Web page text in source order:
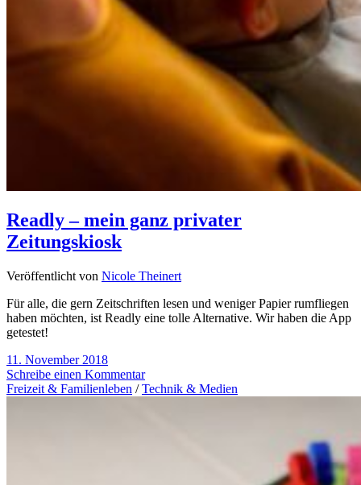
Readly – mein ganz privater
Zeitungskiosk
Veröffentlicht von Nicole Theinert
Für alle, die gern Zeitschriften lesen und weniger Papier rumfliegen
haben möchten, ist Readly eine tolle Alternative. Wir haben die App
getestet!
11. November 2018
Schreibe einen Kommentar
Freizeit & Familienleben /Technik & Medien